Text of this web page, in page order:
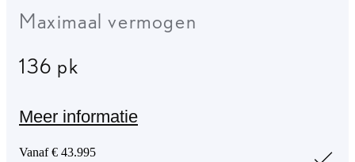
Maximaal vermogen
136 pk
Meer informatie
Vanaf € 43.995